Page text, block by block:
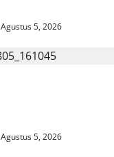
Agustus 5, 2026
Agustus 5, 2026